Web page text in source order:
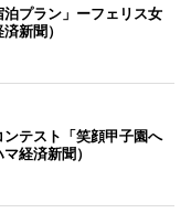
プラン」ーフェリス女
新聞）
テスト「笑顔甲子園へ
経済新聞）